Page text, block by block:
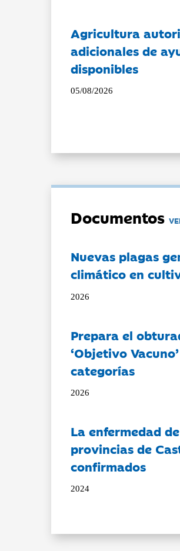
Agricultura
adicionales de
disponibles
05/08/2026
Documentos
Nuevas plagas
climático en
2026
Prepara el
‘Objetivo
categorías
2026
La enfermedad
provincias de
confirmados
2024